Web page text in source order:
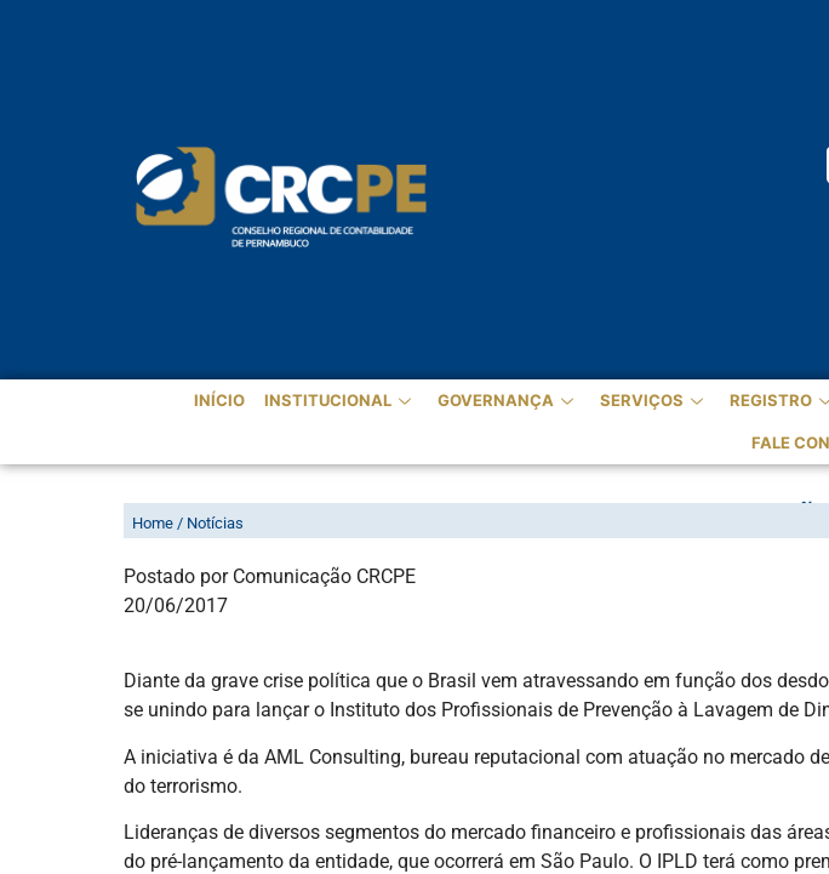
INÍCIO INSTITUCIONAL GOVERNANÇA SERVIÇOS REGISTRO
FALE
BRASIL GANHA INSTITUTO PRIVADO DE
Home / Notícias
Postado por Comunicação CRCPE
20/06/2017
Diante da grave crise política que o Brasil vem atravessando em função dos
se unindo para lançar o Instituto dos Profissionais de Prevenção à Lavagem de
A iniciativa é da AML Consulting, bureau reputacional com atuação no mercado
do terrorismo.
Lideranças de diversos segmentos do mercado financeiro e profissionais das
do pré-lançamento da entidade, que ocorrerá em São Paulo. O IPLD terá como